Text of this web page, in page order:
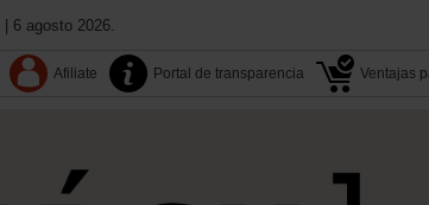
| 6 agosto 2026.
Afiliate Portal de transparencia Ventajas